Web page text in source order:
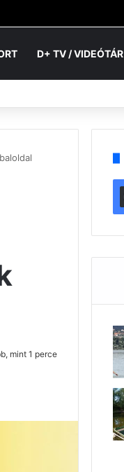
D+ TV / VIDEÓTÁR
mint 1 perce